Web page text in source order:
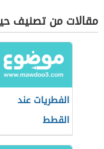
مقالات من تصنيف
الفطريات عند
القطط